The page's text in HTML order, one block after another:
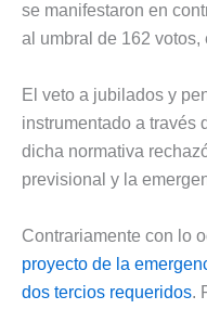
se manifestaron en
al umbral de 162 votos,
El veto a jubilados y
instrumentado a través
dicha normativa
previsional y la
Contrariamente con lo
proyecto de la
dos tercios requeridos.